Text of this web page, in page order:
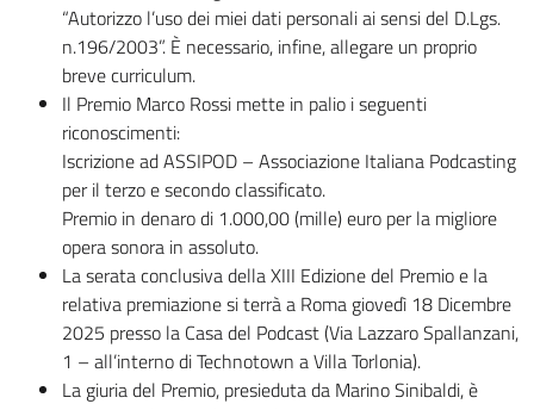
“Autorizzo l’uso dei miei dati personali ai sensi del D.Lgs.
n.196/2003”. È necessario, infine, allegare un proprio
breve curriculum.
Il Premio Marco Rossi mette in palio i seguenti
riconoscimenti:
Iscrizione ad ASSIPOD – Associazione Italiana Podcasting
per il terzo e secondo classificato.
Premio in denaro di 1.000,00 (mille) euro per la migliore
opera sonora in assoluto.
La serata conclusiva della XIII Edizione del Premio e la
relativa premiazione si terrà a Roma giovedì 18 Dicembre
2025 presso la Casa del Podcast (Via Lazzaro Spallanzani,
1 – all’interno di Technotown a Villa Torlonia).
La giuria del Premio, presieduta da Marino Sinibaldi, è